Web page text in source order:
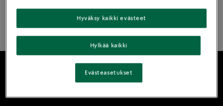
Hylkää kaikki
Hyväksy kaikki evästeet
Evästeasetukset